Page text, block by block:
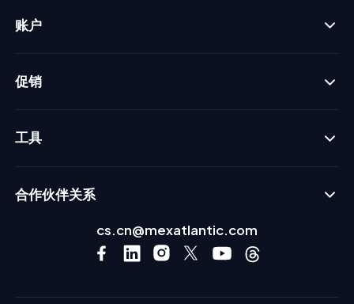
账户
促销
工具
合作伙伴关系
cs.cn@mexatlantic.com